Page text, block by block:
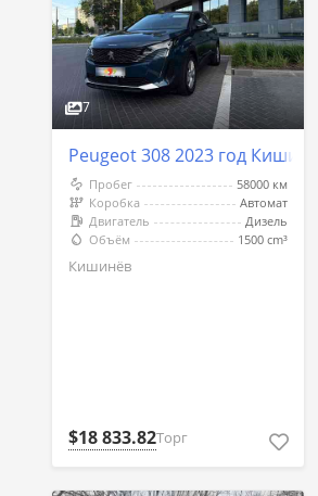
7
Peugeot 308 2023 год Кишинёв
Пробег
58000 км
Коробка
Автомат
Двигатель
Дизель
Объём
1500 cm³
Кишинёв
$18 833.82Торг